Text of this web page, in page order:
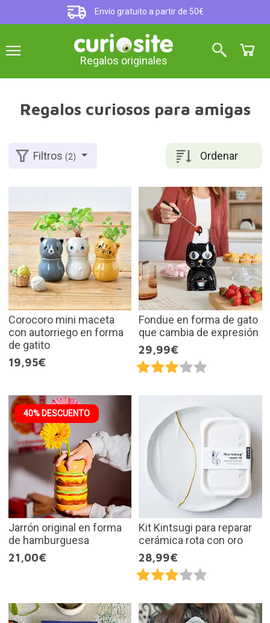
Envío gratuito a partir de 50€
Regalos originales
Regalos curiosos para amigas
Ordenar
Filtros(2)
Corocoro mini maceta
con autorriego en forma
de gatito
19,95€
Fondue en forma de gato
que cambia de expresión
29,99€
40% DESCUENTO
Jarrón original en forma
de hamburguesa
21,00€
Kit Kintsugi para reparar
cerámica rota con oro
28,99€